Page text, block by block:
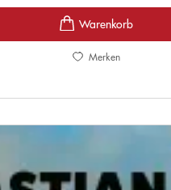
Merken